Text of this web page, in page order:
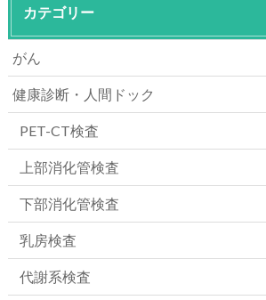
カテゴリー
がん
健康診断・人間ドック
PET-CT検査
上部消化管検査
下部消化管検査
乳房検査
代謝系検査